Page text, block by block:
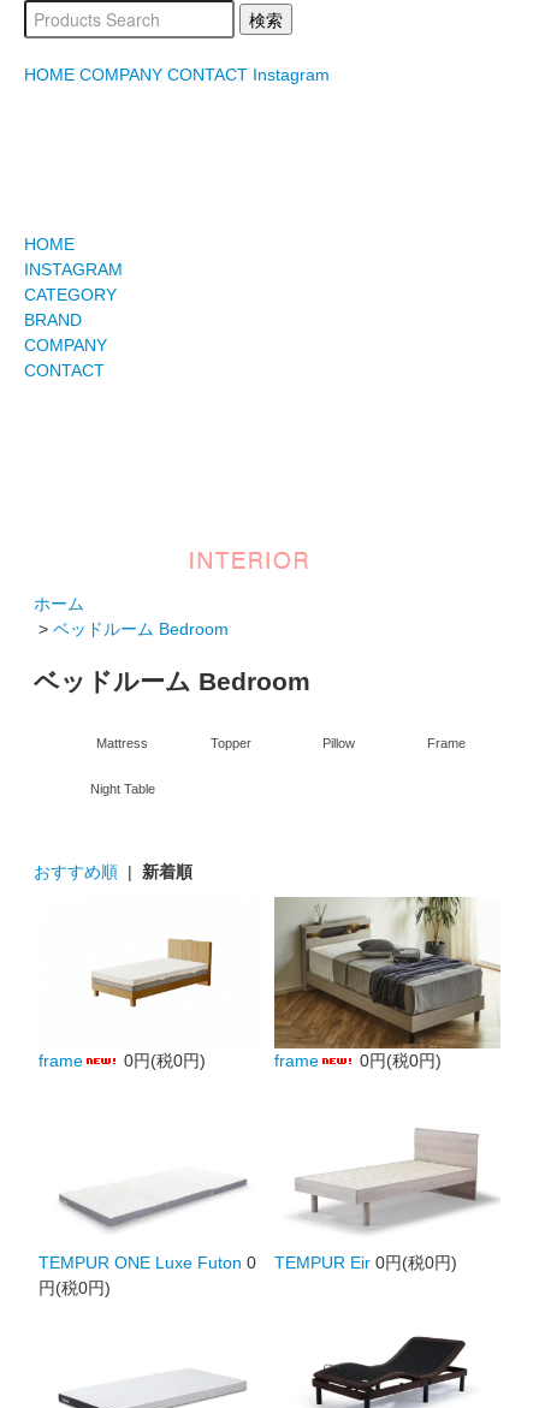
HOME COMPANY CONTACT Instagram
HOME
INSTAGRAM
CATEGORY
BRAND
COMPANY
CONTACT
ホーム
>ベッドルーム Bedroom
ベッドルーム Bedroom
Mattress Topper Pillow Frame
Night Table
おすすめ順 |新着順
frame 0円(税0円) frame 0円(税0円)
TEMPUR ONE Luxe Futon 0
円(税0円)
TEMPUR Eir 0円(税0円)